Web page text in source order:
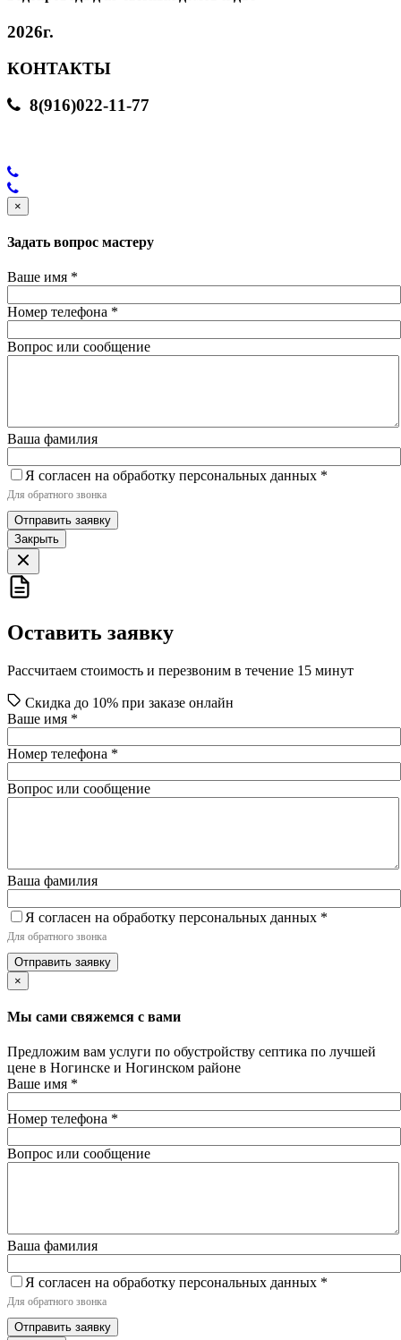
2026г.
КОНТАКТЫ
8(916)022-11-77
×
Задать вопрос мастеру
Ваше имя *
Номер телефона *
Вопрос или сообщение
Ваша фамилия
Я согласен на обработку персональных данных *
Для обратного звонка
Отправить заявку
Закрыть
Оставить заявку
Рассчитаем стоимость и перезвоним в течение 15 минут
Скидка до 10% при заказе онлайн
Ваше имя *
Номер телефона *
Вопрос или сообщение
Ваша фамилия
Я согласен на обработку персональных данных *
Для обратного звонка
Отправить заявку
×
Мы сами свяжемся с вами
Предложим вам услуги по обустройству септика по лучшей
цене в Ногинске и Ногинском районе
Ваше имя *
Номер телефона *
Вопрос или сообщение
Ваша фамилия
Я согласен на обработку персональных данных *
Для обратного звонка
Отправить заявку